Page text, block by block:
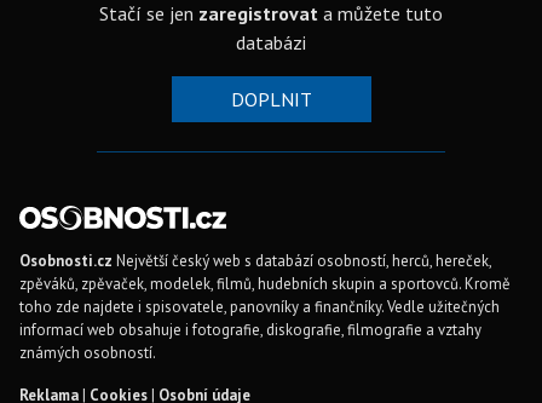
Stačí se jen zaregistrovat a můžete tuto
databázi
DOPLNIT
Osobnosti.cz Největší český web s databází osobností, herců, hereček,
zpěváků, zpěvaček, modelek, filmů, hudebních skupin a sportovců. Kromě
toho zde najdete i spisovatele, panovníky a finančníky. Vedle užitečných
informací web obsahuje i fotografie, diskografie, filmografie a vztahy
známých osobností.
Reklama| Cookies| Osobní údaje